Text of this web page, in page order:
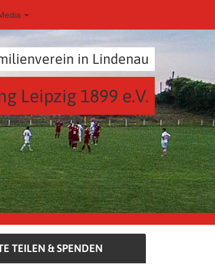
in Lindenau
Leipzig 1899 e.V.
TEILEN & SPENDEN